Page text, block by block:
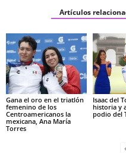
Artículos
Gana el oro en el triatlón
femenino de los
Centroamericanos la
mexicana, Ana María
Torres
Isaac del
historia y
podio del